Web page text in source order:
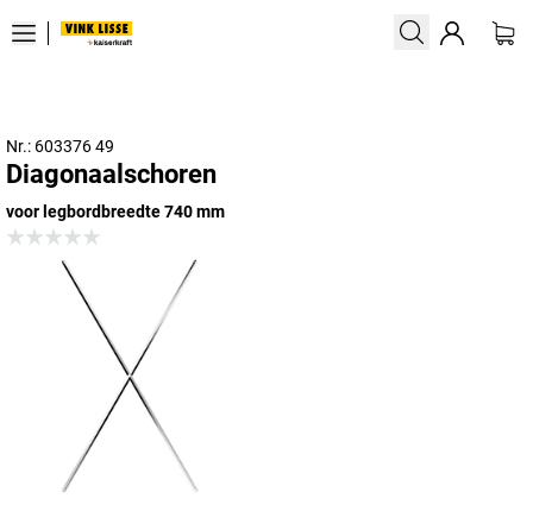
Nr.: 603376 49
Diagonaalschoren
voor legbordbreedte 740 mm